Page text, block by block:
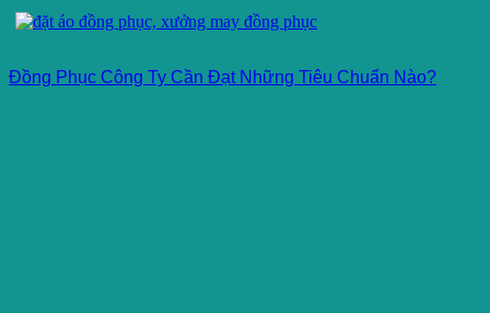
Đồng Phục Công Ty Cần Đạt Những Tiêu Chuẩn Nào?